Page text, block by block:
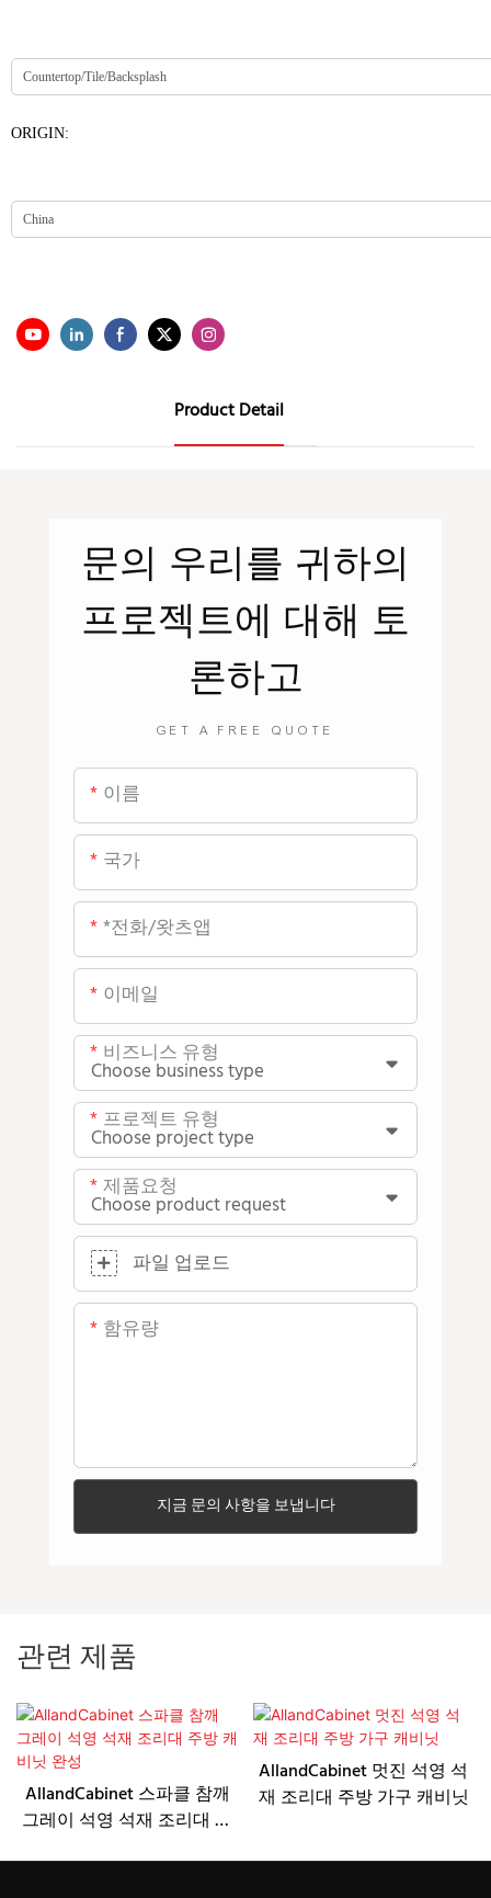
ORIGIN:
Product Detail
문의 우리를 귀하의
프로젝트에 대해 토
론하고
GET A FREE QUOTE
이름
국가
*전화/왓츠앱
이메일
비즈니스 유형
프로젝트 유형
제품요청
파일 업로드
함유량
지금 문의 사항을 보냅니다
관련 제품
AllandCabinet 스파클 참깨
그레이 석영 석재 조리대 주
AllandCabinet 멋진 석영 석
재 조리대 주방 가구 캐비닛